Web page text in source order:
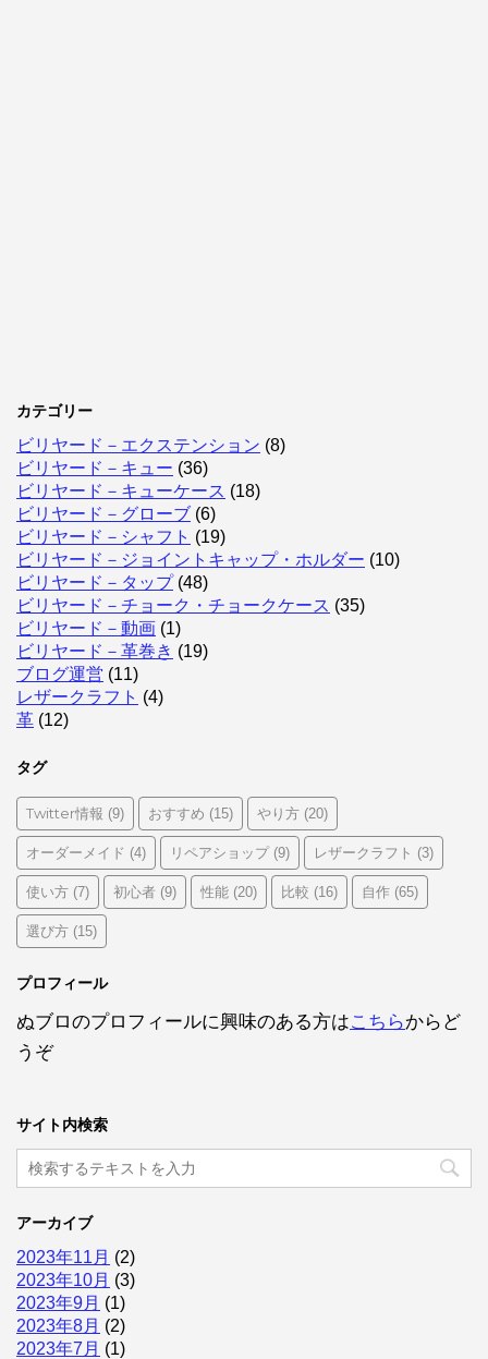
カテゴリー
ビリヤード－エクステンション (8)
ビリヤード－キュー (36)
ビリヤード－キューケース (18)
ビリヤード－グローブ (6)
ビリヤード－シャフト (19)
ビリヤード－ジョイントキャップ・ホルダー (10)
ビリヤード－タップ(48)
ビリヤード－チョーク・チョークケース (35)
ビリヤード－動画 (1)
ビリヤード－革巻き (19)
ブログ運営 (11)
レザークラフト (4)
革 (12)
タグ
Twitter情報 (9) おすすめ (15) やり方 (20)
オーダーメイド (4) リペアショップ(9) レザークラフト (3)
使い方 (7) 初心者 (9) 性能 (20) 比較 (16) 自作 (65)
選び方 (15)
プロフィール
ぬブロのプロフィールに興味のある方はこちらからど
うぞ
サイト内検索
アーカイブ
2023年11月 (2)
2023年10月 (3)
2023年9月 (1)
2023年8月 (2)
2023年7月 (1)